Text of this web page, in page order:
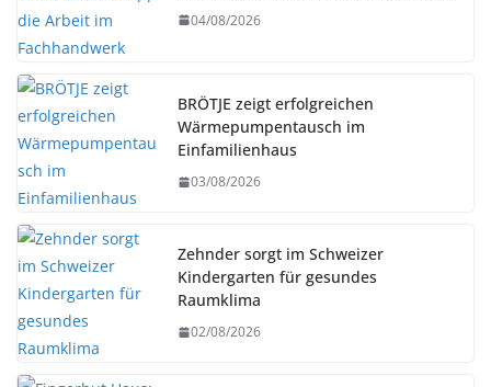
04/08/2026
BRÖTJE zeigt erfolgreichen
Wärmepumpentausch im
Einfamilienhaus
03/08/2026
Zehnder sorgt im Schweizer
Kindergarten für gesundes
Raumklima
02/08/2026